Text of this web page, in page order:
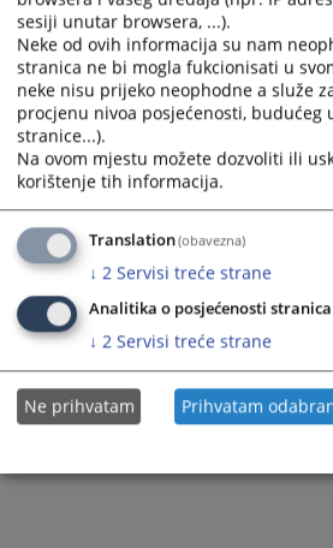
Правилник о начину и
91
sesiji unutar browsera, ...).
Neke od ovih informacija su nam
stranica ne bi mogla fukcionisati u
neke nisu prijeko neophodne a služe
procjenu nivoa posjećenosti, budućeg
stranice...).
Na ovom mjestu možete dozvoliti ili
korištenje tih informacija.
Translation(obavezna)
↓ 2 Servisi treće strane
Analitika o posjećenosti stranica
↓ 2 Servisi treće strane
Ne prihvatam Prihvatam